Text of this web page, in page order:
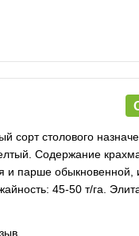
сорт столового
Содержание
и парше
45-50 т/га.